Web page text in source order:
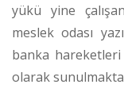
yükü yine
meslek odası
banka hareketleri
olarak